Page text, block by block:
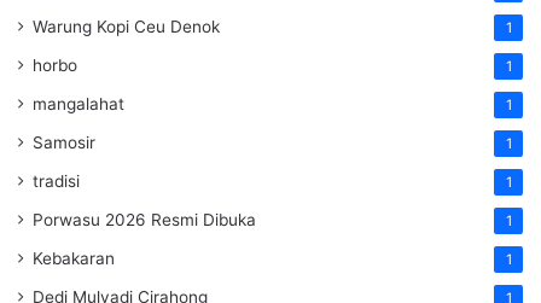
Warung Kopi Ceu Denok 1
horbo 1
mangalahat 1
Samosir 1
tradisi 1
Porwasu 2026 Resmi Dibuka 1
Kebakaran 1
Dedi Mulyadi Cirahong 1